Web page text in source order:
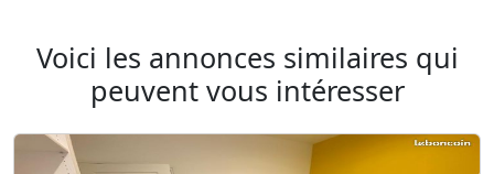
Voici les annonces similaires qui
peuvent vous intéresser